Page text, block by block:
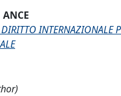
INTERNAZIONALE